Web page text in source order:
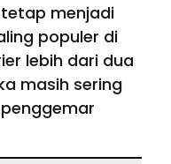
menjadi
populer di
lebih dari dua
masih sering